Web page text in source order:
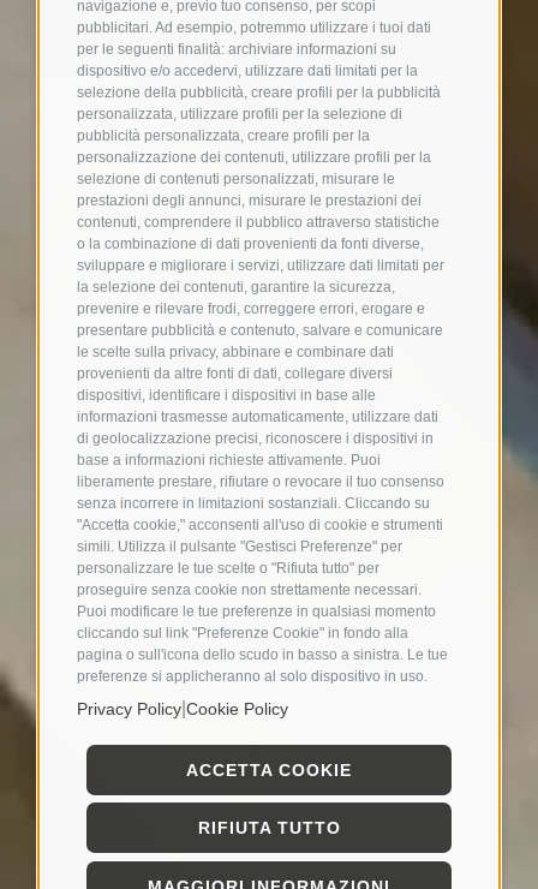
navigazione e, previo tuo consenso, per scopi
pubblicitari. Ad esempio, potremmo utilizzare i tuoi dati
per le seguenti finalità: archiviare informazioni su
dispositivo e/o accedervi, utilizzare dati limitati per la
selezione della pubblicità, creare profili per la pubblicità
personalizzata, utilizzare profili per la selezione di
pubblicità personalizzata, creare profili per la
personalizzazione dei contenuti, utilizzare profili per la
selezione di contenuti personalizzati, misurare le
prestazioni degli annunci, misurare le prestazioni dei
contenuti, comprendere il pubblico attraverso statistiche
o la combinazione di dati provenienti da fonti diverse,
sviluppare e migliorare i servizi, utilizzare dati limitati per
la selezione dei contenuti, garantire la sicurezza,
prevenire e rilevare frodi, correggere errori, erogare e
presentare pubblicità e contenuto, salvare e comunicare
le scelte sulla privacy, abbinare e combinare dati
provenienti da altre fonti di dati, collegare diversi
dispositivi, identificare i dispositivi in base alle
informazioni trasmesse automaticamente, utilizzare dati
di geolocalizzazione precisi, riconoscere i dispositivi in
base a informazioni richieste attivamente. Puoi
liberamente prestare, rifiutare o revocare il tuo consenso
senza incorrere in limitazioni sostanziali. Cliccando su
"Accetta cookie," acconsenti all'uso di cookie e strumenti
simili. Utilizza il pulsante "Gestisci Preferenze" per
personalizzare le tue scelte o "Rifiuta tutto" per
proseguire senza cookie non strettamente necessari.
Puoi modificare le tue preferenze in qualsiasi momento
cliccando sul link "Preferenze Cookie" in fondo alla
pagina o sull'icona dello scudo in basso a sinistra. Le tue
preferenze si applicheranno al solo dispositivo in uso.
Privacy Policy Cookie Policy
ACCETTA COOKIE
RIFIUTA TUTTO